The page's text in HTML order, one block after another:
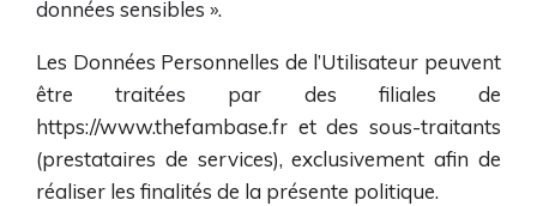
données sensibles ».
Les Données Personnelles de l’Utilisateur peuvent
être traitées par des filiales de
https://www.thefambase.fr et des sous-traitants
(prestataires de services), exclusivement afin de
réaliser les finalités de la présente politique.